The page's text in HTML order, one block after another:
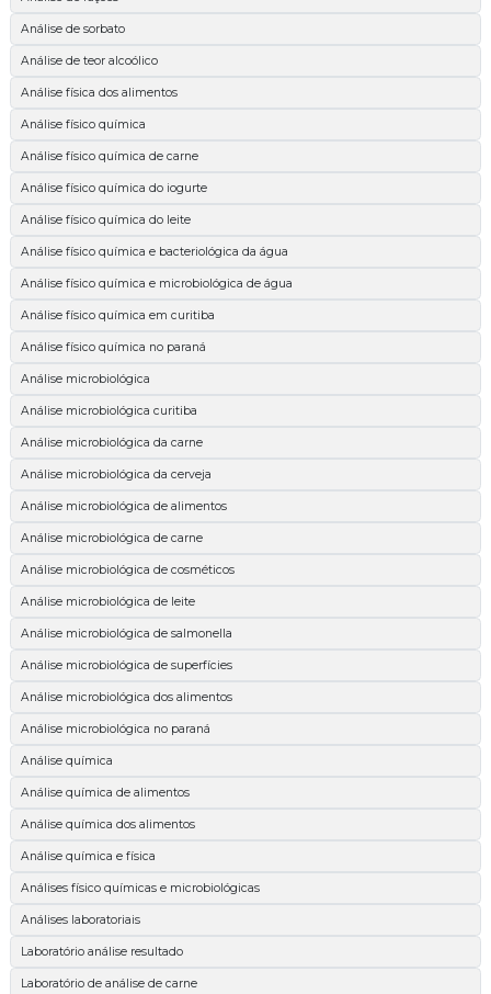
Análise de sorbato
Análise de teor alcoólico
Análise física dos alimentos
Análise físico química
Análise físico química de carne
Análise físico química do iogurte
Análise físico química do leite
Análise físico química e bacteriológica da água
Análise físico química e microbiológica de água
Análise físico química em curitiba
Análise físico química no paraná
Análise microbiológica
Análise microbiológica curitiba
Análise microbiológica da carne
Análise microbiológica da cerveja
Análise microbiológica de alimentos
Análise microbiológica de carne
Análise microbiológica de cosméticos
Análise microbiológica de leite
Análise microbiológica de salmonella
Análise microbiológica de superfícies
Análise microbiológica dos alimentos
Análise microbiológica no paraná
Análise química
Análise química de alimentos
Análise química dos alimentos
Análise química e física
Análises físico químicas e microbiológicas
Análises laboratoriais
Laboratório análise resultado
Laboratório de análise de carne